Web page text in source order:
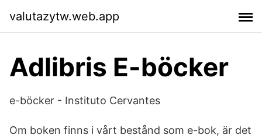
valutazytw.web.app
Adlibris E-böcker
e-böcker - Instituto Cervantes
Om boken finns i vårt bestånd som e-bok, är det